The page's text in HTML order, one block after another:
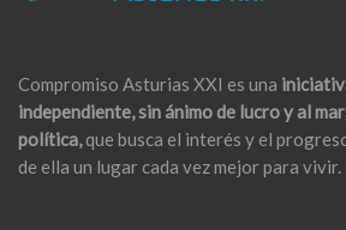
Compromiso Asturias XXI es una
independiente, sin ánimo de lucro y al
política,que busca el interés y el
de ella un lugar cada vez mejor para vivir.